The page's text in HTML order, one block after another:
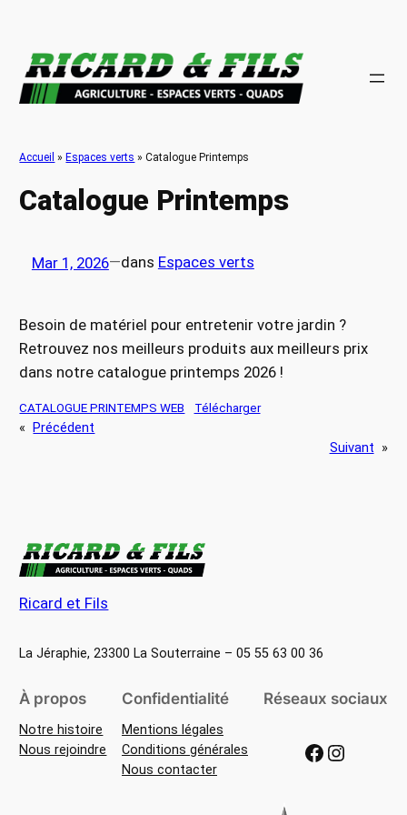
contenu
Accueil » Espaces verts »Catalogue Printemps
Catalogue Printemps
Mar 1, 2026—dans Espaces verts
Besoin de matériel pour entretenir votre jardin ?
Retrouvez nos meilleurs produits aux meilleurs prix
dans notre catalogue printemps 2026 !
CATALOGUE PRINTEMPS WEB Télécharger
« Précédent
Suivant »
Ricard et Fils
La Jéraphie, 23300 La Souterraine – 05 55 63 00 36
À propos
Notre histoire
Nous rejoindre
Confidentialité
Mentions légales
Conditions générales
Nous contacter
Réseaux sociaux
Facebook Instagram